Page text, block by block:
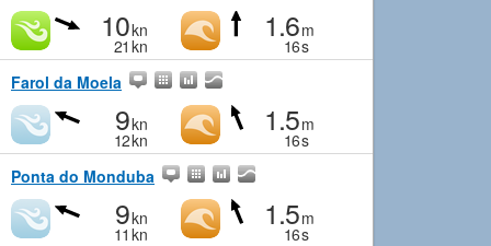
10kn
21 kn
1.6m
16s
Farol da Moela
9kn
12kn
1.5m
16s
Ponta do Monduba
9kn
11 kn
1.5m
16s